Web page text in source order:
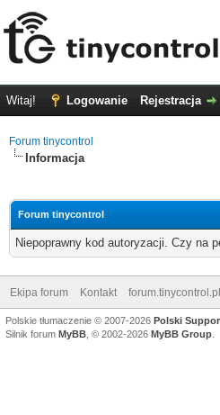
Witaj! Logowanie Rejestracja
Forum tinycontrol
Informacja
Forum tinycontrol
Niepoprawny kod autoryzacji. Czy na
Ekipa forum Kontakt forum.tinycontrol.pl
Polskie tłumaczenie © 2007-2026 Polski
Silnik forum MyBB , © 2002-2026 MyBB Group